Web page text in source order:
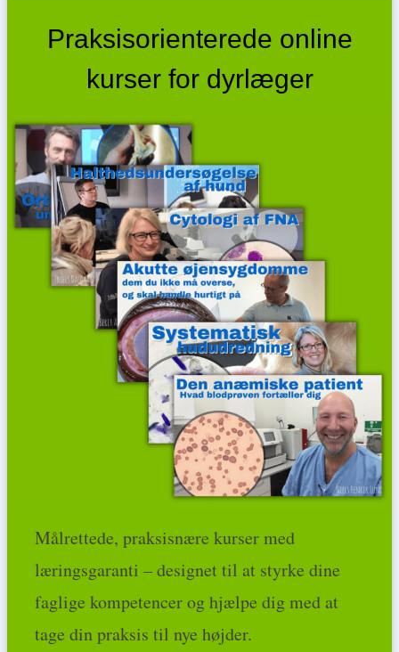
Praksisorienterede online
kurser for dyrlæger
Målrettede, praksisnære kurser med
læringsgaranti – designet til at styrke dine
faglige kompetencer og hjælpe dig med at
tage din praksis til nye højder.